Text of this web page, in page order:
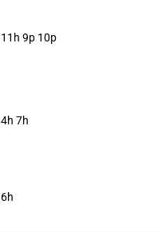
11h 9p 10p
4h 7h
6h